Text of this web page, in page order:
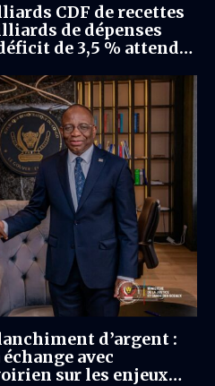
CDF de recettes
de dépenses
de 3,5 % attendu
d’argent :
avec
sur les enjeux